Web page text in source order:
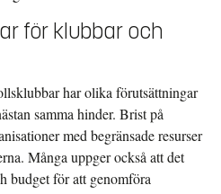
för klubbar och
har olika förutsättningar
samma hinder. Brist på
med begränsade resurser
Många uppger också att det
budget för att genomföra